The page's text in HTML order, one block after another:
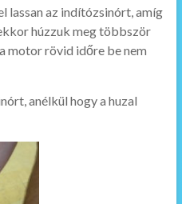
lassan az indítózsinórt, amíg
húzzuk meg többször
motor rövid időre be nem
anélkül hogy a huzal